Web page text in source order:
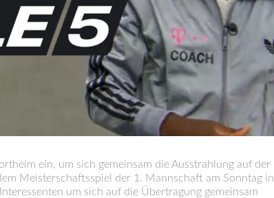
ein, um sich gemeinsam die Ausstrahlung auf der
Meisterschaftsspiel der 1. Mannschaft am Sonntag in
um sich auf die Übertragung gemeinsam